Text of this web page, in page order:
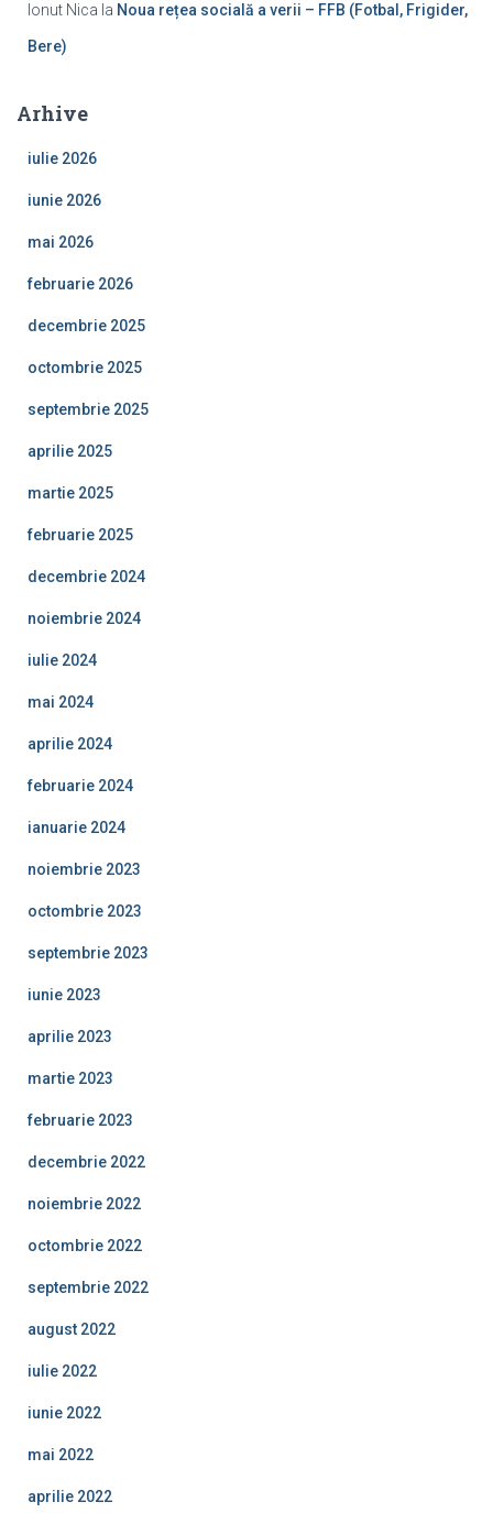
Ionut Nica la Noua rețea socială a verii – FFB (Fotbal, Frigider,
Bere)
Arhive
iulie 2026
iunie 2026
mai 2026
februarie 2026
decembrie 2025
octombrie 2025
septembrie 2025
aprilie 2025
martie 2025
februarie 2025
decembrie 2024
noiembrie 2024
iulie 2024
mai 2024
aprilie 2024
februarie 2024
ianuarie 2024
noiembrie 2023
octombrie 2023
septembrie 2023
iunie 2023
aprilie 2023
martie 2023
februarie 2023
decembrie 2022
noiembrie 2022
octombrie 2022
septembrie 2022
august 2022
iulie 2022
iunie 2022
mai 2022
aprilie 2022